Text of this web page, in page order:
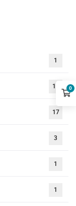
1
18
17
3
1
1
0